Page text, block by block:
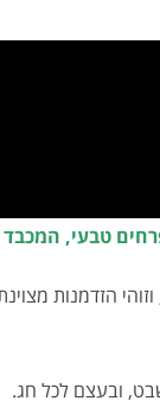
הזדמנות